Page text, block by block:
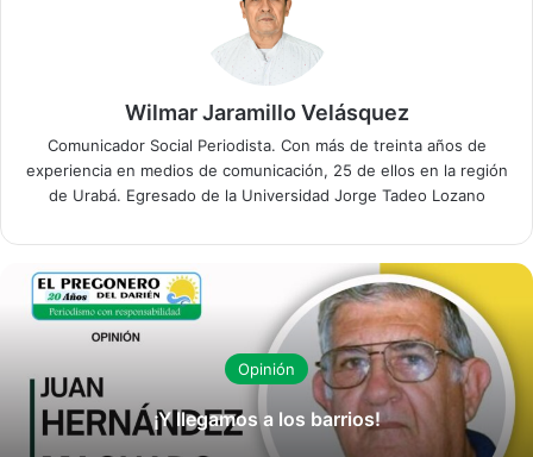
Wilmar Jaramillo Velásquez
Comunicador Social Periodista. Con más de treinta años de
experiencia en medios de comunicación, 25 de ellos en la región
de Urabá. Egresado de la Universidad Jorge Tadeo Lozano
Opinión
¡Y llegamos a los barrios!